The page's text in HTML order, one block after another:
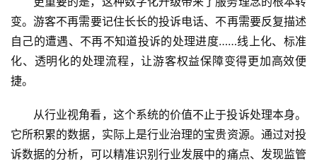
村
振
兴
旅
游
变。游客不再需要记住长长的投诉电话、不再需要反复描述
自己的遭遇、不再不知道投诉的处理进度……线上化、标准
化、透明化的处理流程，让游客权益保障变得更加高效便
捷。
从行业视角看，这个系统的价值不止于投诉处理本身。
它所积累的数据，实际上是行业治理的宝贵资源。通过对投
诉数据的分析，可以精准识别行业发展中的痛点、发现监管